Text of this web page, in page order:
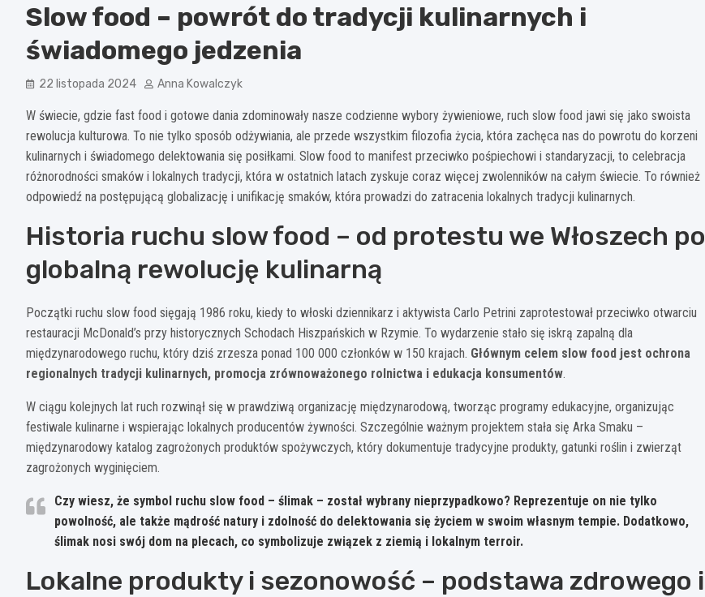
Slow food – powrót do tradycji kulinarnych i
świadomego jedzenia
22 listopada 2024 Anna Kowalczyk
W świecie, gdzie fast food i gotowe dania zdominowały nasze codzienne wybory żywieniowe, ruch slow food jawi się jako swoista
rewolucja kulturowa. To nie tylko sposób odżywiania, ale przede wszystkim filozofia życia, która zachęca nas do powrotu do korzeni
kulinarnych i świadomego delektowania się posiłkami. Slow food to manifest przeciwko pośpiechowi i standaryzacji, to celebracja
różnorodności smaków i lokalnych tradycji, która w ostatnich latach zyskuje coraz więcej zwolenników na całym świecie. To również
odpowiedź na postępującą globalizację i unifikację smaków, która prowadzi do zatracenia lokalnych tradycji kulinarnych.
Historia ruchu slow food – od protestu we Włoszech po
globalną rewolucję kulinarną
Początki ruchu slow food sięgają 1986 roku, kiedy to włoski dziennikarz i aktywista Carlo Petrini zaprotestował przeciwko otwarciu
restauracji McDonald’s przy historycznych Schodach Hiszpańskich w Rzymie. To wydarzenie stało się iskrą zapalną dla
międzynarodowego ruchu, który dziś zrzesza ponad 100 000 członków w 150 krajach. Głównym celem slow food jest ochrona
regionalnych tradycji kulinarnych, promocja zrównoważonego rolnictwa i edukacja konsumentów.
W ciągu kolejnych lat ruch rozwinął się w prawdziwą organizację międzynarodową, tworząc programy edukacyjne, organizując
festiwale kulinarne i wspierając lokalnych producentów żywności. Szczególnie ważnym projektem stała się Arka Smaku –
międzynarodowy katalog zagrożonych produktów spożywczych, który dokumentuje tradycyjne produkty, gatunki roślin i zwierząt
zagrożonych wyginięciem.
Czy wiesz, że symbol ruchu slow food – ślimak – został wybrany nieprzypadkowo? Reprezentuje on nie tylko
powolność, ale także mądrość natury i zdolność do delektowania się życiem w swoim własnym tempie. Dodatkowo,
ślimak nosi swój dom na plecach, co symbolizuje związek z ziemią i lokalnym terroir.
Lokalne produkty i sezonowość – podstawa zdrowego i